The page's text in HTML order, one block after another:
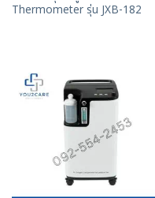
Thermometer รุ่น JXB-182